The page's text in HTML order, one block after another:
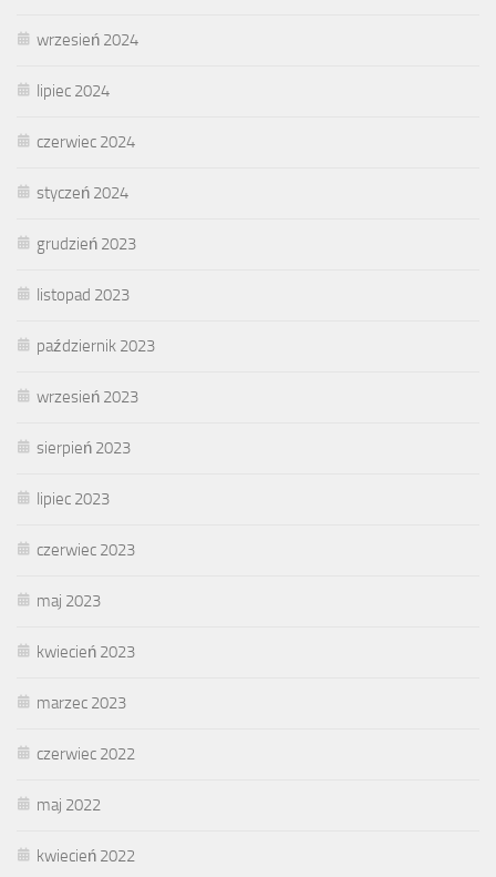
wrzesień 2024
lipiec 2024
czerwiec 2024
styczeń 2024
grudzień 2023
listopad 2023
październik 2023
wrzesień 2023
sierpień 2023
lipiec 2023
czerwiec 2023
maj 2023
kwiecień 2023
marzec 2023
czerwiec 2022
maj 2022
kwiecień 2022